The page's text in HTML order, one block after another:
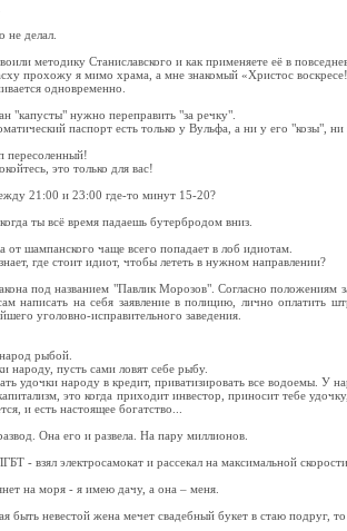
не делал.
методику Станиславского и как применяете её в
прохожу я мимо храма, а мне знакомый «Христос
одновременно.
"капусты" нужно переправить "за речку".
паспорт есть только у Вульфа, а ни у его "козы",
пересоленный!
это только для вас!
21:00 и 23:00 где-то минут 15-20?
ты всё время падаешь бутербродом вниз.
от шампанского чаще всего попадает в лоб идиотам.
где стоит идиот, чтобы лететь в нужном направлении?
под названием "Павлик Морозов". Согласно положениям
написать на себя заявление в полицию, лично оплатить
уголовно-исправительного заведения.
рыбой.
народу, пусть сами ловят себе рыбу.
удочки народу в кредит, приватизировать все водоемы. У
это когда приходит инвестор, приносит тебе
и есть настоящее богатство...
Она его и развела. На пару миллионов.
- взял электросамокат и рассекал на максимальной
на моря - я имею дачу, а она – меня.
быть невестой жена мечет свадебный букет в стаю подруг,